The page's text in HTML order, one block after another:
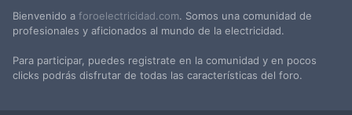
Bienvenido a foroelectricidad.com. Somos una comunidad de
profesionales y aficionados al mundo de la electricidad.
Para participar, puedes registrate en la comunidad y en pocos
clicks podrás disfrutar de todas las características del foro.